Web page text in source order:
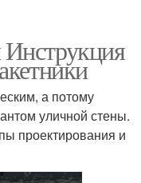
а потому
уличной стены.
проектирования и